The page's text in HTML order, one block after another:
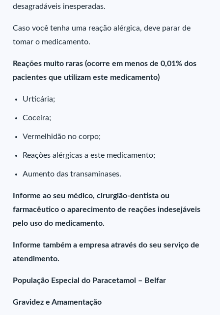
desagradáveis inesperadas.
Caso você tenha uma reação alérgica, deve parar de
tomar o medicamento.
Reações muito raras (ocorre em menos de 0,01% dos
pacientes que utilizam este medicamento)
Urticária;
Coceira;
Vermelhidão no corpo;
Reações alérgicas a este medicamento;
Aumento das transaminases.
Informe ao seu médico, cirurgião-dentista ou
farmacêutico o aparecimento de reações indesejáveis
pelo uso do medicamento.
Informe também a empresa através do seu serviço de
atendimento.
População Especial do Paracetamol – Belfar
Gravidez e Amamentação